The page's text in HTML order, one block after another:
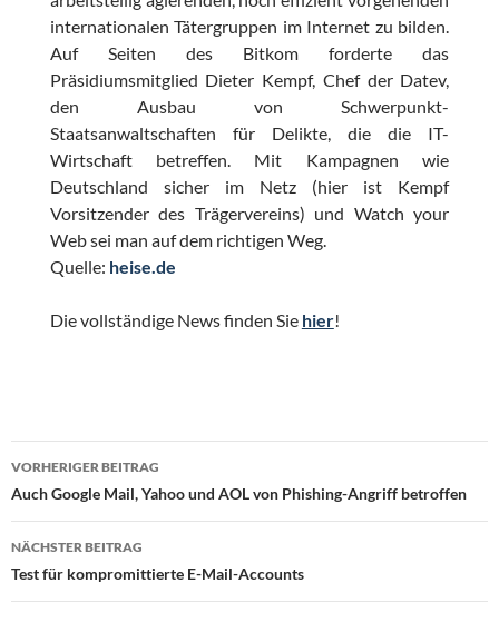
internationalen Tätergruppen im Internet zu bilden.
Auf Seiten des Bitkom forderte das
Präsidiumsmitglied Dieter Kempf, Chef der Datev,
den Ausbau von Schwerpunkt-
Staatsanwaltschaften für Delikte, die die IT-
Wirtschaft betreffen. Mit Kampagnen wie
Deutschland sicher im Netz (hier ist Kempf
Vorsitzender des Trägervereins) und Watch your
Web sei man auf dem richtigen Weg.
Quelle: heise.de
Die vollständige News finden Sie hier!
Beitragsnavigation
VORHERIGER BEITRAG
Auch Google Mail, Yahoo und AOL von Phishing-Angriff betroffen
NÄCHSTER BEITRAG
Test für kompromittierte E-Mail-Accounts